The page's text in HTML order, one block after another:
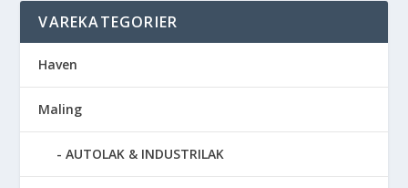
VAREKATEGORIER
Haven
Maling
AUTOLAK & INDUSTRILAK